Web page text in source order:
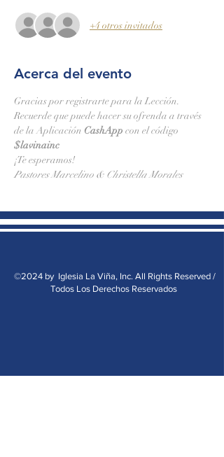
+4 otros invitados
Acerca del evento
Gracias por registrarte para la Lección.
Recuerde que puede hacer su ofrenda a través
de la Aplicación CashApp con el código
$lavinainc
¡Te esperamos!
Pastores Marcelino & Christella Morales
©2024 by Iglesia La Viña, Inc. All Rights Reserved /
Todos Los Derechos Reservados